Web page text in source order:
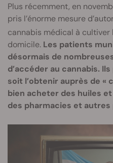
Plus récemment, en
pris l’énorme mesure
cannabis médical à
domicile. Les patients
désormais de
d’accéder au cannabis.
soit l’obtenir auprès de «
bien acheter des huiles
des pharmacies et